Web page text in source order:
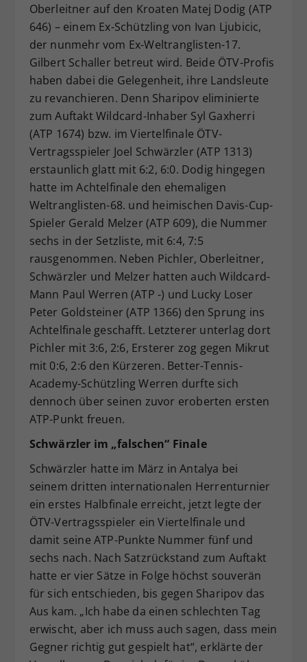
Oberleitner auf den Kroaten Matej Dodig (ATP
646) – einem Ex-Schützling von Ivan Ljubicic,
der nunmehr vom Ex-Weltranglisten-17.
Gilbert Schaller betreut wird. Beide ÖTV-Profis
haben dabei die Gelegenheit, ihre Landsleute
zu revanchieren. Denn Sharipov eliminierte
zum Auftakt Wildcard-Inhaber Syl Gaxherri
(ATP 1674) bzw. im Viertelfinale ÖTV-
Vertragsspieler Joel Schwärzler (ATP 1313)
erstaunlich glatt mit 6:2, 6:0. Dodig hingegen
hatte im Achtelfinale den ehemaligen
Weltranglisten-68. und heimischen Davis-Cup-
Spieler Gerald Melzer (ATP 609), die Nummer
sechs in der Setzliste, mit 6:4, 7:5
rausgenommen. Neben Pichler, Oberleitner,
Schwärzler und Melzer hatten auch Wildcard-
Mann Paul Werren (ATP -) und Lucky Loser
Peter Goldsteiner (ATP 1366) den Sprung ins
Achtelfinale geschafft. Letzterer unterlag dort
Pichler mit 3:6, 2:6, Ersterer zog gegen Mikrut
mit 0:6, 2:6 den Kürzeren. Better-Tennis-
Academy-Schützling Werren durfte sich
dennoch über seinen zuvor eroberten ersten
ATP-Punkt freuen.
Schwärzler im „falschen“ Finale
Schwärzler hatte im März in Antalya bei
seinem dritten internationalen Herrenturnier
ein erstes Halbfinale erreicht, jetzt legte der
ÖTV-Vertragsspieler ein Viertelfinale und
damit seine ATP-Punkte Nummer fünf und
sechs nach. Nach Satzrückstand zum Auftakt
hatte er vier Sätze in Folge höchst souverän
für sich entschieden, bis gegen Sharipov das
Aus kam. „Ich habe da einen schlechten Tag
erwischt, aber ich muss auch sagen, dass mein
Gegner richtig gut gespielt hat“, erklärte der